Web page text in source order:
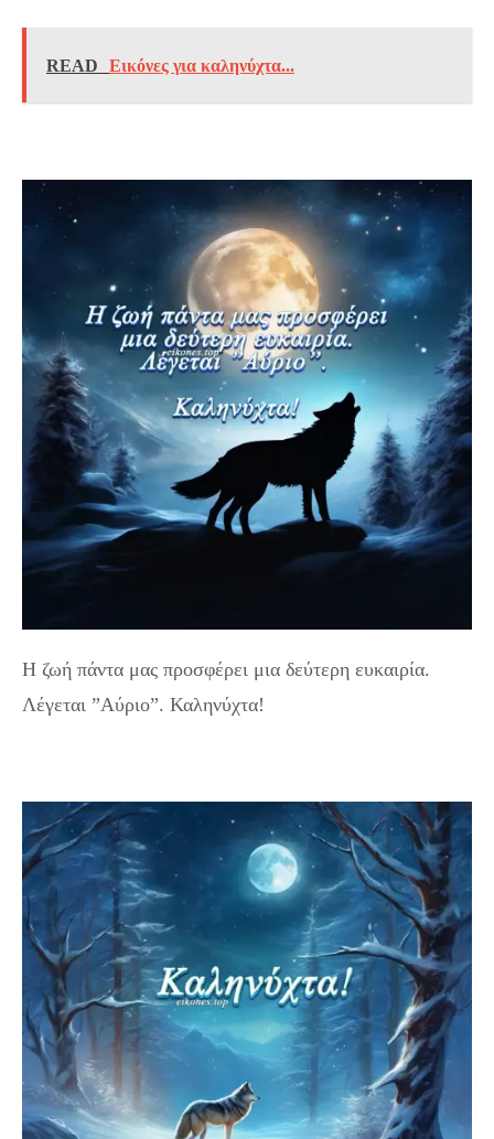
READ Εικόνες για καληνύχτα...
Η ζωή πάντα μας προσφέρει μια δεύτερη ευκαιρία.
Λέγεται ”Αύριο”. Καληνύχτα!